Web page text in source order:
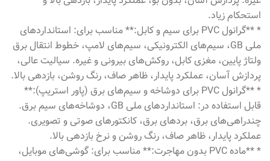
استحکام زیاد.
* **گرانول PVC برای سیم و کابل:** مناسب برای: استانداردهای
ملی GB، سیم‌های الکترونیکی، سیم‌های لامپ، خطوط انتقال برق
ولتاژ پایین، مغزی کابل، روکش‌های بیرونی و غیره. سیالیت عالی،
پردازش آسان، عملکرد پایدار، ظاهر صاف، رنگ روشن، بازدهی بالا.
* **گرانول PVC برای دوشاخه و سیم‌های برق (پاور استریپ):**
قابل استفاده در: استانداردهای ملی GB، دوشاخه‌های سیم برق.
چندراهی‌های برق، بردهای برق، کانکتورهای صوتی و تصویری.
عملکرد پایدار، ظاهر صاف، رنگ روشن و نرخ بازدهی بالا.
* **ماده PVC بدون مهاجرت:** مناسب برای: گوشی‌های موبایل،